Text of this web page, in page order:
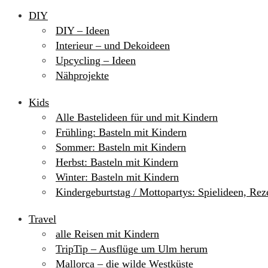
DIY
DIY – Ideen
Interieur – und Dekoideen
Upcycling – Ideen
Nähprojekte
Kids
Alle Bastelideen für und mit Kindern
Frühling: Basteln mit Kindern
Sommer: Basteln mit Kindern
Herbst: Basteln mit Kindern
Winter: Basteln mit Kindern
Kindergeburtstag / Mottopartys: Spielideen,
Travel
alle Reisen mit Kindern
TripTip – Ausflüge um Ulm herum
Mallorca – die wilde Westküste